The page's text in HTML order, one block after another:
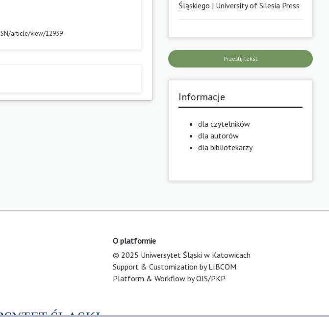
article/view/12939
Śląskiego | University of Silesia Press
Prześlij tekst
Informacje
dla czytelników
dla autorów
dla bibliotekarzy
O platformie
© 2025 Uniwersytet Śląski w Katowicach
Support & Customization by LIBCOM
Platform & Workflow by OJS/PKP